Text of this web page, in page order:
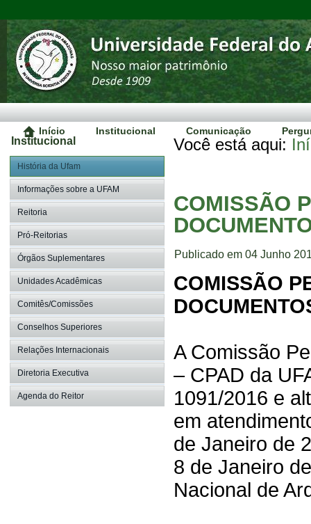
Início Institucional Comunicação
Institucional
História da Ufam
Informações sobre a UFAM
Reitoria
Pró-Reitorias
Órgãos Suplementares
Unidades Acadêmicas
Comitês/Comissões
Conselhos Superiores
Relações Internacionais
Diretoria Executiva
Agenda do Reitor
Você está aqui:
COMISSÃO
Publicado em 04 Junho
COMISSÃO
A Comissão
– CPAD da
1091/2016 e
em
de Janeiro de
8 de Janeiro
Nacional de